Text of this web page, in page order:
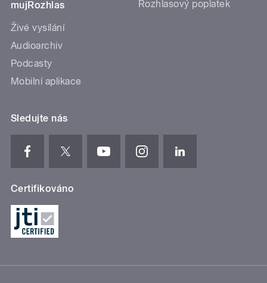
mujRozhlas
Živé vysílání
Audioarchiv
Podcasty
Mobilní aplikace
Rozhlasový poplatek
Sledujte nás
Certifikováno